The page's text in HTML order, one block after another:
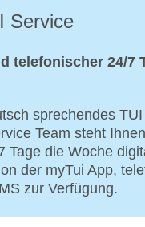
Service
telefonischer 24/7
sprechendes TUI
Team steht
Tage die Woche
der myTui App,
zur Verfügung.